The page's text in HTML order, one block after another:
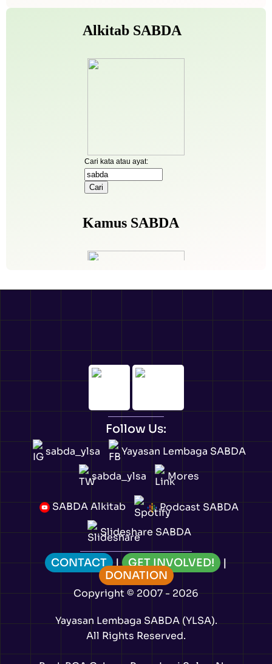
Follow Us:
sabda_ylsa
Yayasan Lembaga SABDA
sabda_ylsa
Mores
SABDA Alkitab
Podcast SABDA
Slideshare SABDA
CONTACT | GET INVOLVED! |
DONATION
Copyright© 2007 -2026
Yayasan Lembaga SABDA (YLSA).
All Rights Reserved.